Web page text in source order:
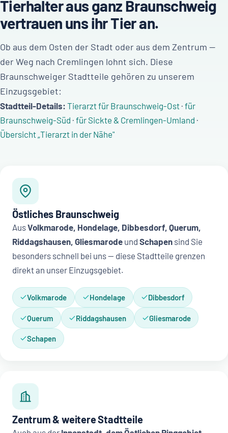
Tierhalter aus ganz Braunschweig
vertrauen uns ihr Tier an.
Ob aus dem Osten der Stadt oder aus dem Zentrum —
der Weg nach Cremlingen lohnt sich. Diese
Braunschweiger Stadtteile gehören zu unserem
Einzugsgebiet:
Stadtteil-Details: Tierarzt für Braunschweig-Ost · für
Braunschweig-Süd · für Sickte & Cremlingen-Umland ·
Übersicht „Tierarzt in der Nähe"
Östliches Braunschweig
AusVolkmarode, Hondelage, Dibbesdorf, Querum,
Riddagshausen, Gliesmarode und Schapen sind Sie
besonders schnell bei uns — diese Stadtteile grenzen
direkt an unser Einzugsgebiet.
Volkmarode Hondelage Dibbesdorf
Querum Riddagshausen Gliesmarode
Schapen
Zentrum & weitere Stadtteile